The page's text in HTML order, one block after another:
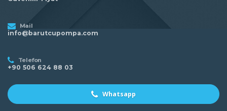
Mail
info@barutcupompa.com
Telefon
+90 506 624 88 03
Whatsapp